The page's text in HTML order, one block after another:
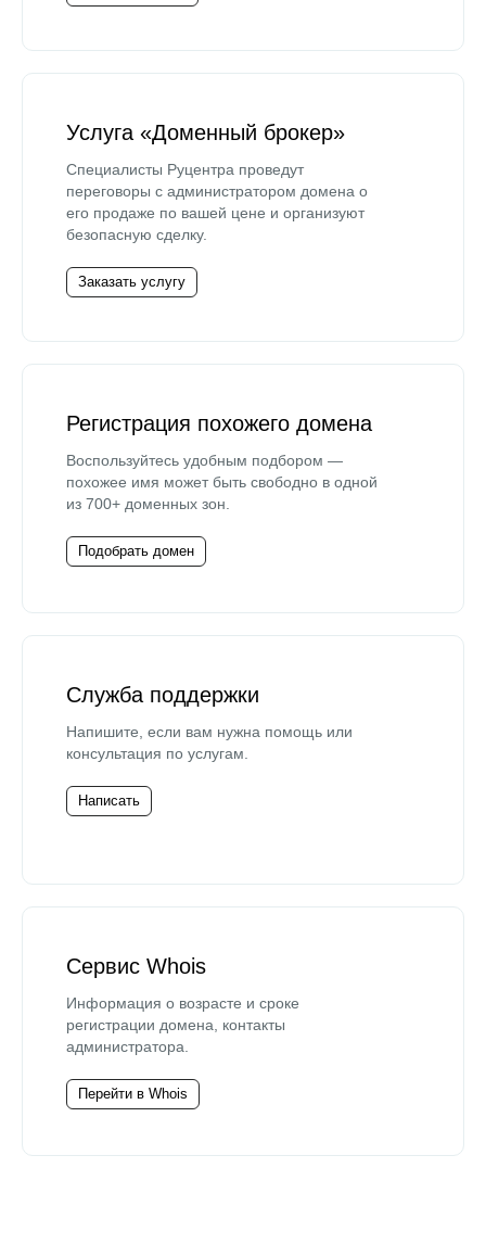
Услуга «Доменный брокер»
Специалисты Руцентра проведут
переговоры с администратором домена о
его продаже по вашей цене и организуют
безопасную сделку.
Заказать услугу
Регистрация похожего домена
Воспользуйтесь удобным подбором —
похожее имя может быть свободно в одной
из 700+ доменных зон.
Подобрать домен
Служба поддержки
Напишите, если вам нужна помощь или
консультация по услугам.
Написать
Сервис Whois
Информация о возрасте и сроке
регистрации домена, контакты
администратора.
Перейти в Whois